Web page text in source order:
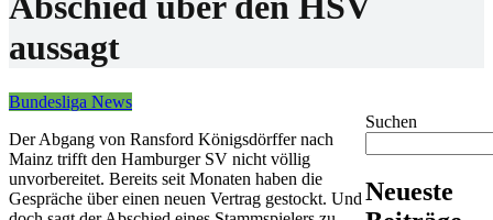
aussagt
Bundesliga News
Der Abgang von Ransford Königsdörffer nach
Mainz trifft den Hamburger SV nicht völlig
unvorbereitet. Bereits seit Monaten haben die
Gespräche über einen neuen Vertrag gestockt. Und
Suchen
Neueste